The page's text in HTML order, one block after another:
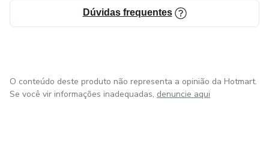
Dúvidas frequentes
O conteúdo deste produto não representa a opinião da Hotmart.
Se você vir informações inadequadas, denuncie aqui